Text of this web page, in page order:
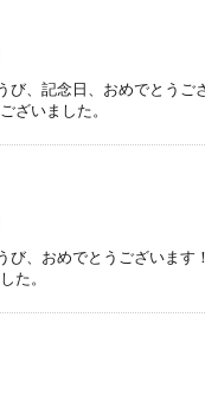
び、記念日、おめでとうご
ざいました。
び、おめでとうございます
た。